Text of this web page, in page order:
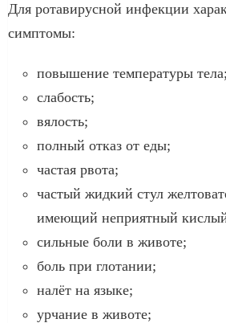
Для ротавирусной инфекции
симптомы:
повышение температуры тела;
слабость;
вялость;
полный отказ от еды;
частая рвота;
частый жидкий стул
имеющий неприятный
сильные боли в животе;
боль при глотании;
налёт на языке;
урчание в животе;